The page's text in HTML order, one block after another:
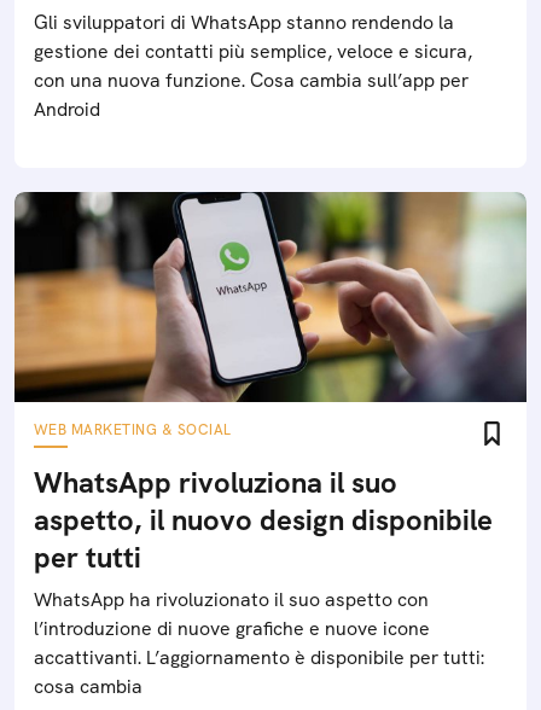
Gli sviluppatori di WhatsApp stanno rendendo la
gestione dei contatti più semplice, veloce e sicura,
con una nuova funzione. Cosa cambia sull’app per
Android
WEB MARKETING & SOCIAL
WhatsApp rivoluziona il suo
aspetto, il nuovo design disponibile
per tutti
WhatsApp ha rivoluzionato il suo aspetto con
l’introduzione di nuove grafiche e nuove icone
accattivanti. L’aggiornamento è disponibile per tutti:
cosa cambia